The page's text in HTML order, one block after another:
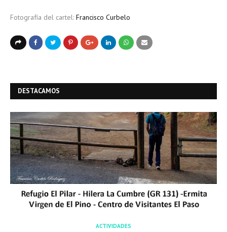
Fotografía del cartel: Francisco Curbelo
DESTACAMOS
ACTIVIDADES